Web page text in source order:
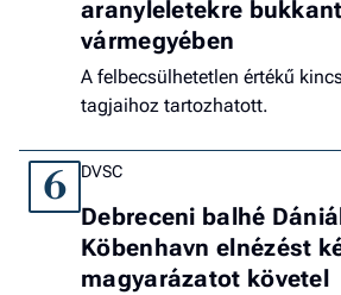
aranyleletekre
vármegyében
A felbecsülhetetlen értékű
tagjaihoz tartozhatott.
6 DVSC
Debreceni balhé
Köbenhavn elnézést
magyarázatot követel